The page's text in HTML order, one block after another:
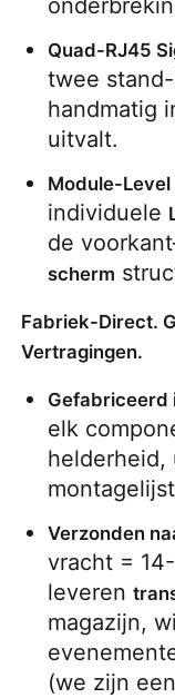
Quad-RJ45
twee
handmatig
uitvalt.
Module-Level
individuele
de
scherm
Fabriek-Direct.
Vertragingen.
Gefabriceerd
elk
helderheid,
Verzonden
vracht =
leveren
magazijn,
(we zijn